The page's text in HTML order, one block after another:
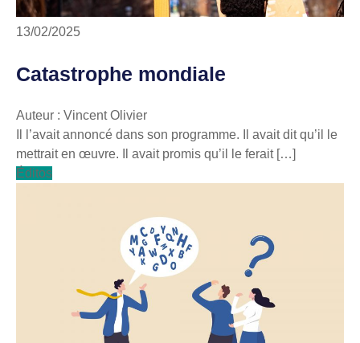
13/02/2025
Catastrophe mondiale
Auteur : Vincent Olivier
Il l’avait annoncé dans son programme. Il avait dit qu’il le
mettrait en œuvre. Il avait promis qu’il le ferait […]
Éditos